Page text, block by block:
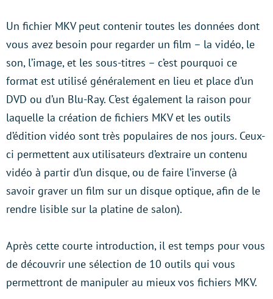
Un fichier MKV peut contenir toutes les données dont
vous avez besoin pour regarder un film – la vidéo, le
son, l’image, et les sous-titres – c’est pourquoi ce
format est utilisé généralement en lieu et place d’un
DVD ou d’un Blu-Ray. C’est également la raison pour
laquelle la création de fichiers MKV et les outils
d’édition vidéo sont très populaires de nos jours. Ceux-
ci permettent aux utilisateurs d’extraire un contenu
vidéo à partir d’un disque, ou de faire l’inverse (à
savoir graver un film sur un disque optique, afin de le
rendre lisible sur la platine de salon).
Après cette courte introduction, il est temps pour vous
de découvrir une sélection de 10 outils qui vous
permettront de manipuler au mieux vos fichiers MKV.